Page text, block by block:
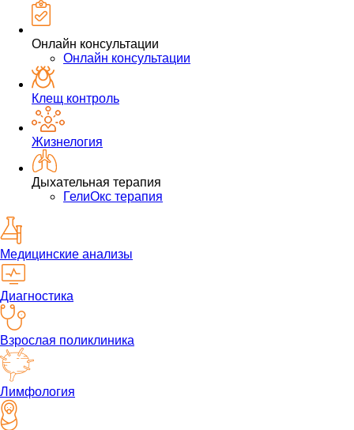
Онлайн консультации
Онлайн консультации
Клещ контроль
Жизнелогия
Дыхательная терапия
ГелиОкс терапия
Медицинские анализы
Диагностика
Взрослая поликлиника
Лимфология